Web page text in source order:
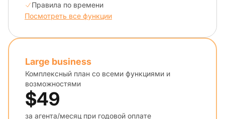
Правила по времени
Посмотреть все функции
Large business
Комплексный план со всеми функциями и
возможностями
$49
за агента/месяц при годовой оплате